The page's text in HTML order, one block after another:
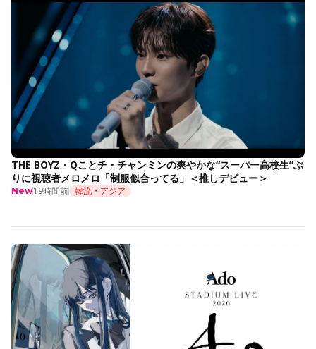
THE BOYZ・Qことチ・チャンミンの爽やかな“スーパー高校生”ぶ
りに視聴者メロメロ「制服似合ってる」＜推しデビュー＞
New19時間前 韓流・アジア